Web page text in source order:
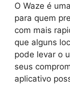
O Waze é
para quem
com mais
que alguns
pode levar o
seus
aplicativo